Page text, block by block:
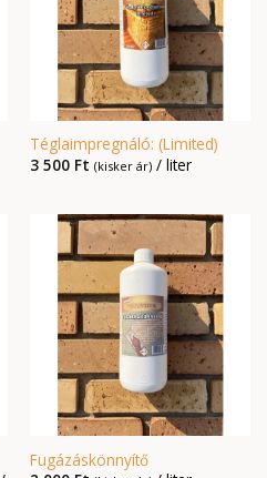
Téglaimpregnáló: (Limited)
3 500 Ft (kisker ár)/ liter
Fugázáskönnyítő